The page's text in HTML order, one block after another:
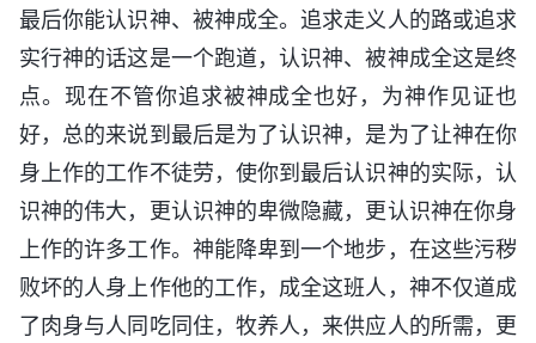
最后你能认识神、被神成全。追求走义人的路或追求
实行神的话这是一个跑道，认识神、被神成全这是终
点。现在不管你追求被神成全也好，为神作见证也
好，总的来说到最后是为了认识神，是为了让神在你
身上作的工作不徒劳，使你到最后认识神的实际，认
识神的伟大，更认识神的卑微隐藏，更认识神在你身
上作的许多工作。神能降卑到一个地步，在这些污秽
败坏的人身上作他的工作，成全这班人，神不仅道成
了肉身与人同吃同住，牧养人，来供应人的所需，更